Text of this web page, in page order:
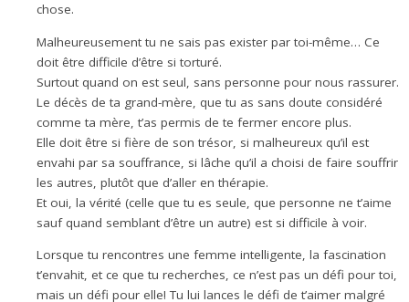
chose.
Malheureusement tu ne sais pas exister par toi-même… Ce
doit être difficile d’être si torturé.
Surtout quand on est seul, sans personne pour nous rassurer.
Le décès de ta grand-mère, que tu as sans doute considéré
comme ta mère, t’as permis de te fermer encore plus.
Elle doit être si fière de son trésor, si malheureux qu’il est
envahi par sa souffrance, si lâche qu’il a choisi de faire souffrir
les autres, plutôt que d’aller en thérapie.
Et oui, la vérité (celle que tu es seule, que personne ne t’aime
sauf quand semblant d’être un autre) est si difficile à voir.
Lorsque tu rencontres une femme intelligente, la fascination
t’envahit, et ce que tu recherches, ce n’est pas un défi pour toi,
mais un défi pour elle! Tu lui lances le défi de t’aimer malgré